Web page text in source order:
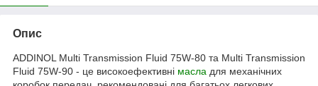
Опис
ADDINOL Multi Transmission Fluid 75W-80 та Multi Transmission
Fluid 75W-90 - це високоефективні масла для механічних